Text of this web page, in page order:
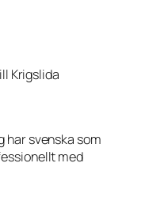
Krigslida
har svenska som
med